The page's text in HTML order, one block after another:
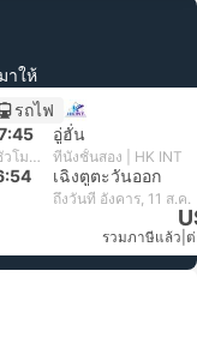
าให้
รถไฟ
อู่ฮั่น
9ชั่วโมง 9นาที ที่นั่งชั้นสอง | HK INT
เฉิงตูตะวันออก
ถึงวันที่ อังคาร, 11 ส.ค.
รวมภาษีแล้ว